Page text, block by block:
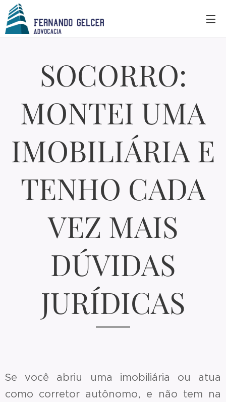
SOCORRO:
MONTEI UMA
IMOBILIÁRIA E
TENHO CADA
VEZ MAIS
DÚVIDAS
JURÍDICAS
Se você abriu uma imobiliária ou atua
como corretor autônomo, e não tem na